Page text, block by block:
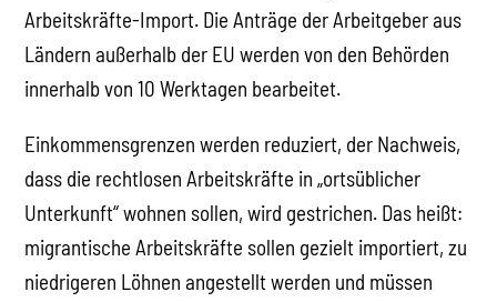
Arbeitskräfte-Import. Die Anträge der Arbeitgeber aus
Ländern außerhalb der EU werden von den Behörden
innerhalb von 10 Werktagen bearbeitet.
Einkommensgrenzen werden reduziert, der Nachweis,
dass die rechtlosen Arbeitskräfte in „ortsüblicher
Unterkunft“ wohnen sollen, wird gestrichen. Das heißt:
migrantische Arbeitskräfte sollen gezielt importiert, zu
niedrigeren Löhnen angestellt werden und müssen